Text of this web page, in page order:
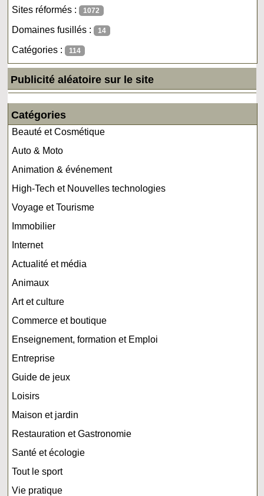
Sites réformés : 1072
Domaines fusillés : 14
Catégories : 114
Publicité aléatoire sur le site
Catégories
Beauté et Cosmétique
Auto & Moto
Animation & événement
High-Tech et Nouvelles technologies
Voyage et Tourisme
Immobilier
Internet
Actualité et média
Animaux
Art et culture
Commerce et boutique
Enseignement, formation et Emploi
Entreprise
Guide de jeux
Loisirs
Maison et jardin
Restauration et Gastronomie
Santé et écologie
Tout le sport
Vie pratique